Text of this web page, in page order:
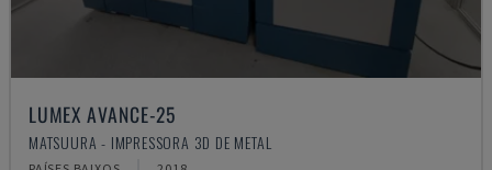
LUMEX AVANCE-25
MATSUURA - IMPRESSORA 3D DE METAL